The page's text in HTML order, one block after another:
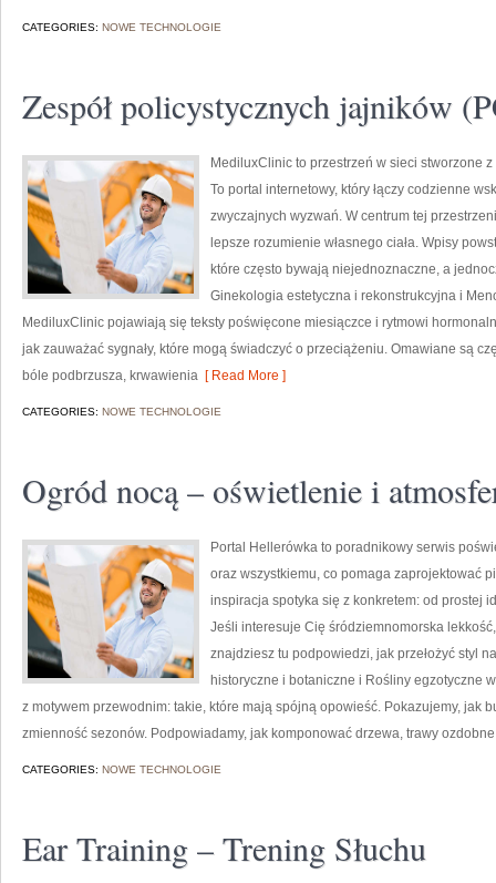
CATEGORIES: NOWE TECHNOLOGIE
Zespół policystycznych jajników
MediluxClinic to przestrzeń w sieci stworzone
To portal internetowy, który łączy codzienne
zwyczajnych wyzwań. W centrum tej
lepsze rozumienie własnego ciała. Wpisy
które często bywają niejednoznaczne, a
Ginekologia estetyczna i rekonstrukcyjna i
MediluxClinic pojawiają się teksty poświęcone miesiączce i rytmowi
jak zauważać sygnały, które mogą świadczyć o przeciążeniu. Omawiane są
bóle podbrzusza, krwawienia [ Read More ]
CATEGORIES: NOWE TECHNOLOGIE
Ogród nocą – oświetlenie i
Portal Hellerówka to poradnikowy serwis
oraz wszystkiemu, co pomaga zaprojektować
inspiracja spotyka się z konkretem: od prostej
Jeśli interesuje Cię śródziemnomorska
znajdziesz tu podpowiedzi, jak przełożyć styl
historyczne i botaniczne i Rośliny egzotyczne
z motywem przewodnim: takie, które mają spójną opowieść. Pokazujemy, jak
zmienność sezonów. Podpowiadamy, jak komponować drzewa, trawy
CATEGORIES: NOWE TECHNOLOGIE
Ear Training – Trening Słuchu